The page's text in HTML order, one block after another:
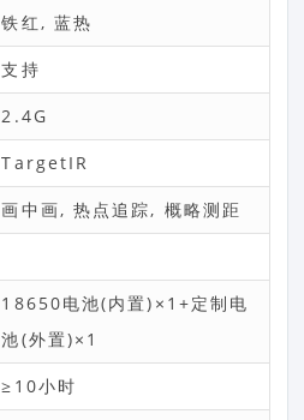
铁红, 蓝热
支持
2.4G
TargetIR
画中画, 热点追踪, 概略测距
18650电池(内置)×1+定制电
池(外置)×1
≥10小时